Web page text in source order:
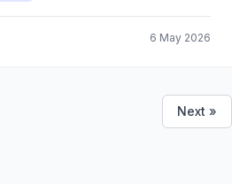
6 May 2026
Next »